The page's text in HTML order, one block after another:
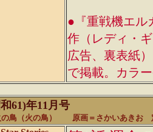
●『重戦機エル
作（レディ・
広告、裏表紙
で掲載。カラ
61)年11月号
鳥（火の鳥） 原画＝さかいあきお